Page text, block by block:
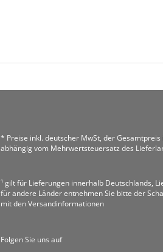
* Preise inkl. deutscher MwSt, der Gesamtpreis
abhängig vom Mehrwertsteuersatz des
¹ gilt für Lieferungen innerhalb Deutschlands,
für andere Länder entnehmen Sie bitte der
mit den Versandinformationen
Folgen Sie uns auf